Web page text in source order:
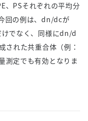
、PSそれぞれの平均分
回の例は、dn/dcが
けでなく、同様にdn/d
された共重合体（例：
測定でも有効となりま